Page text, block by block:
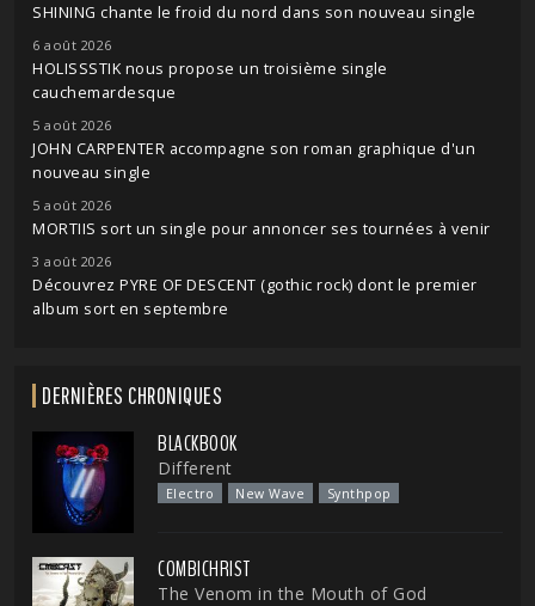
SHINING chante le froid du nord dans son nouveau single
6 août 2026
HOLISSSTIK nous propose un troisième single
cauchemardesque
5 août 2026
JOHN CARPENTER accompagne son roman graphique d'un
nouveau single
5 août 2026
MORTIIS sort un single pour annoncer ses tournées à venir
3 août 2026
Découvrez PYRE OF DESCENT (gothic rock) dont le premier
album sort en septembre
DERNIÈRES CHRONIQUES
BLACKBOOK
Different
Electro New Wave Synthpop
COMBICHRIST
The Venom in the Mouth of God